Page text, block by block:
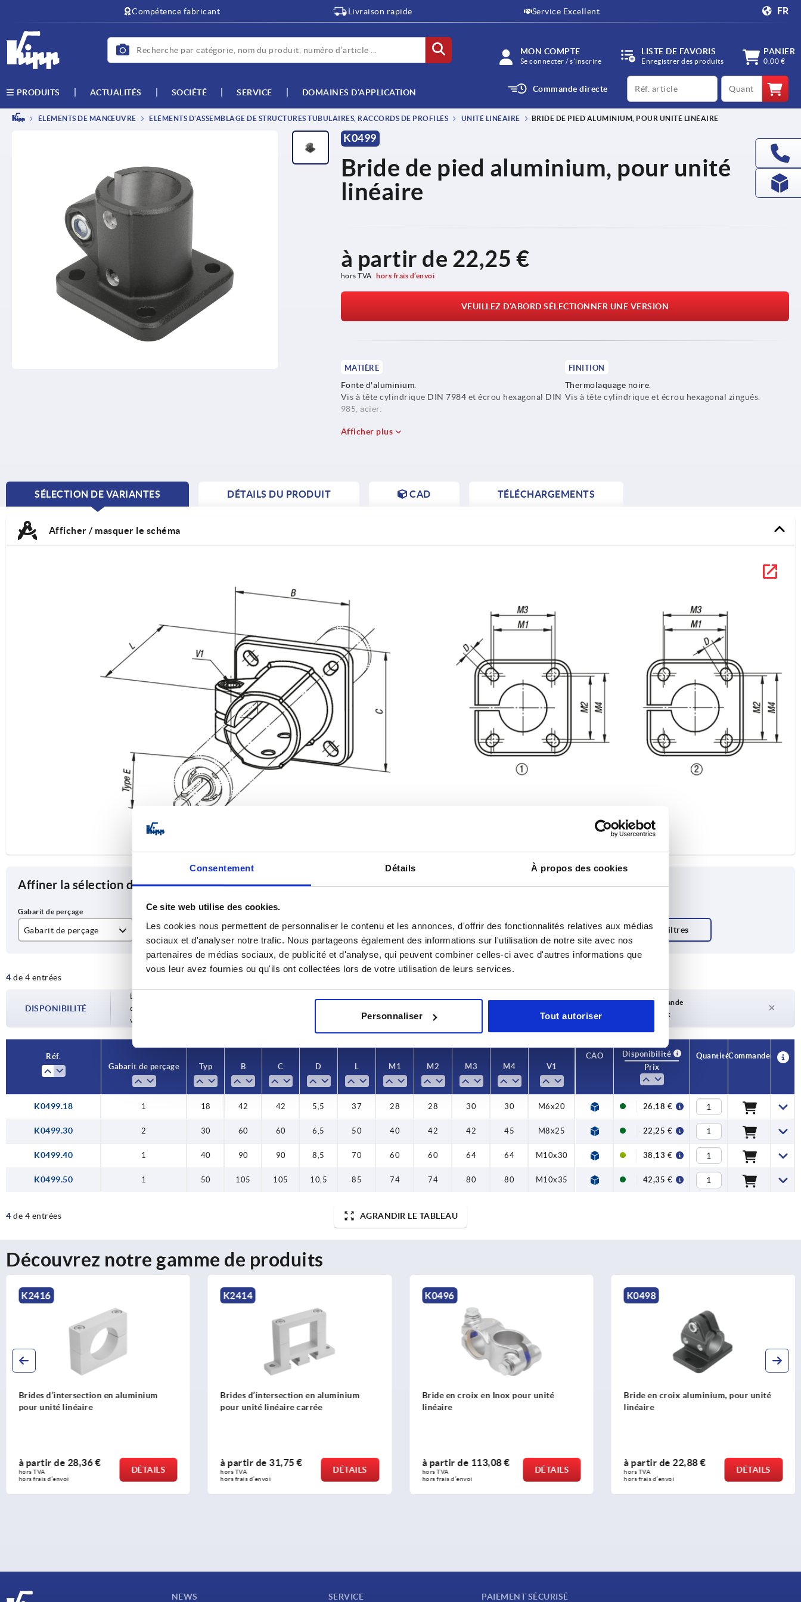
Consentement Détails À propos des cookies
Ce site web utilise des cookies.
Les cookies nous permettent de personnaliser le contenu et les annonces, d'offrir des fonctionnalités relatives aux médias
sociaux et d'analyser notre trafic. Nous partageons également des informations sur l'utilisation de notre site avec nos
partenaires de médias sociaux, de publicité et d'analyse, qui peuvent combiner celles-ci avec d'autres informations que
vous leur avez fournies ou qu'ils ont collectées lors de votre utilisation de leurs services.
Personnaliser Tout autoriser
Compétence fabricant Livraison rapide Service Excellent FR
MON COMPTE
Se connecter / s’inscrire
LISTE DE FAVORIS
Enregistrer des produits
PANIER
0,00 €
PRODUITS ACTUALITÉS SOCIÉTÉ SERVICE DOMAINES D’APPLICATION Commande directe
productCode qty
ÉLÉMENTS DE MANŒUVRE ELÉMENTS D'ASSEMBLAGE DE STRUCTURES TUBULAIRES, RACCORDS DE PROFILÉS UNITÉ LINÉAIRE BRIDE DE PIED ALUMINIUM, POUR UNITÉ LINÉAIRE
K0499
Bride de pied aluminium, pour unité
linéaire
à partir de 22,25 €
hors TVA hors frais d’envoi
VEUILLEZ D’ABORD SÉLECTIONNER UNE VERSION
MATIÈRE
Fonte d'aluminium.
Vis à tête cylindrique DIN 7984 et écrou hexagonal DIN
985, acier.
FINITION
Thermolaquage noire.
Vis à tête cylindrique et écrou hexagonal zingués.
Afficher plus
SÉLECTION DE VARIANTES
CURRENT
DÉTAILS DU PRODUIT CAD TÉLÉCHARGEMENTS
Afficher / masquer le schéma
Affiner la sélection des articles
Gabarit de perçage
2
Typ
18
B
42
C
42
90
D
5,5
8,5
4 de 4 entrées
DISPONIBILITÉ
Les disponibilités sont mises à jour plusieurs fois par jour à intervalles réguliers. La date
d’expédition confirmée vous est communiquée à l’étape finale, avant la finalisation de
votre commande.
1-3 jours
Délai de livraison sur demande
Actuellement pas en stock
Réf.
Gabarit de perçage
Typ B C D L M1 M2 M3 M4 V1
CAO
Disponibilité
Prix
QuantitéCommander
K0499.18 1 18 42 42 5,5 37 28 28 30 30 M6x20 26,18 €
K0499.30 2 30 60 60 6,5 50 40 42 42 45 M8x25 22,25 €
K0499.40 1 40 90 90 8,5 70 60 60 64 64 M10x30 38,13 €
K0499.50 1 50 105 105 10,5 85 74 74 80 80 M10x35 42,35 €
4 de 4 entrées AGRANDIR LE TABLEAU
Découvrez notre gamme de produits
K2414
Brides d’intersection en aluminium
pour unité linéaire carrée
à partir de 31,75 €
hors TVA
hors frais d’envoi
DÉTAILS
K0496
Bride en croix en Inox pour unité
linéaire
à partir de 113,08 €
hors TVA
hors frais d’envoi
DÉTAILS
K0498
Bride en croix aluminium, pour unité
linéaire
à partir de 22,88 €
hors TVA
hors frais d’envoi
DÉTAILS
K0499
Bride de pied en Inox pour unité
linéaire
à partir de 106,50 €
hors TVA
hors frais d’envoi
DÉTAILS
NEWS SERVICE PAIEMENT SÉCURISÉ